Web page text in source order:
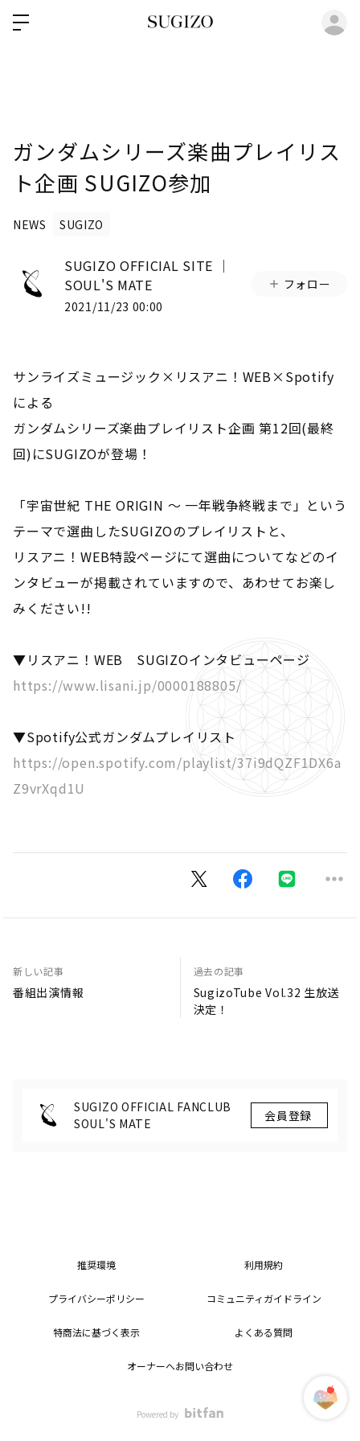
ガンダムシリーズ楽曲プレイリス
ト企画 SUGIZO参加
NEWS SUGIZO
SUGIZO OFFICIAL SITE │
SOUL'S MATE
2021/11/23 00:00
フォロー
サンライズミュージック×リスアニ！WEB×Spotify
による
ガンダムシリーズ楽曲プレイリスト企画 第12回(最終
回)にSUGIZOが登場！
「宇宙世紀 THE ORIGIN ～ 一年戦争終戦まで」という
テーマで選曲したSUGIZOのプレイリストと、
リスアニ！WEB特設ページにて選曲についてなどのイ
ンタビューが掲載されていますので、あわせてお楽し
みください!!
▼リスアニ！WEB SUGIZOインタビューページ
https://www.lisani.jp/0000188805/
▼Spotify公式ガンダムプレイリスト
https://open.spotify.com/playlist/37i9dQZF1DX6a
Z9vrXqd1U
新しい記事
番組出演情報
過去の記事
SugizoTube Vol.32 生放送
決定！
SUGIZO OFFICIAL FANCLUB
SOUL'S MATE
推奨環境 利用規約
プライバシーポリシー コミュニティガイドライン
特商法に基づく表示 よくある質問
オーナーへお問い合わせ
Powered by